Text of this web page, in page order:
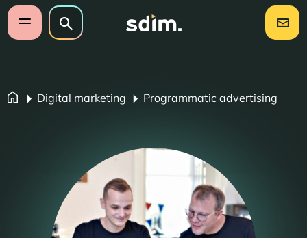
Navigatie overslaan
Open mobiel menu
Zoeken op website
Zoeken
Digital marketing Programmatic advertising